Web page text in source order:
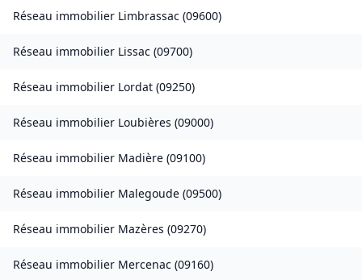
Réseau immobilier Limbrassac (09600)
Réseau immobilier Lissac (09700)
Réseau immobilier Lordat (09250)
Réseau immobilier Loubières (09000)
Réseau immobilier Madière (09100)
Réseau immobilier Malegoude (09500)
Réseau immobilier Mazères (09270)
Réseau immobilier Mercenac (09160)